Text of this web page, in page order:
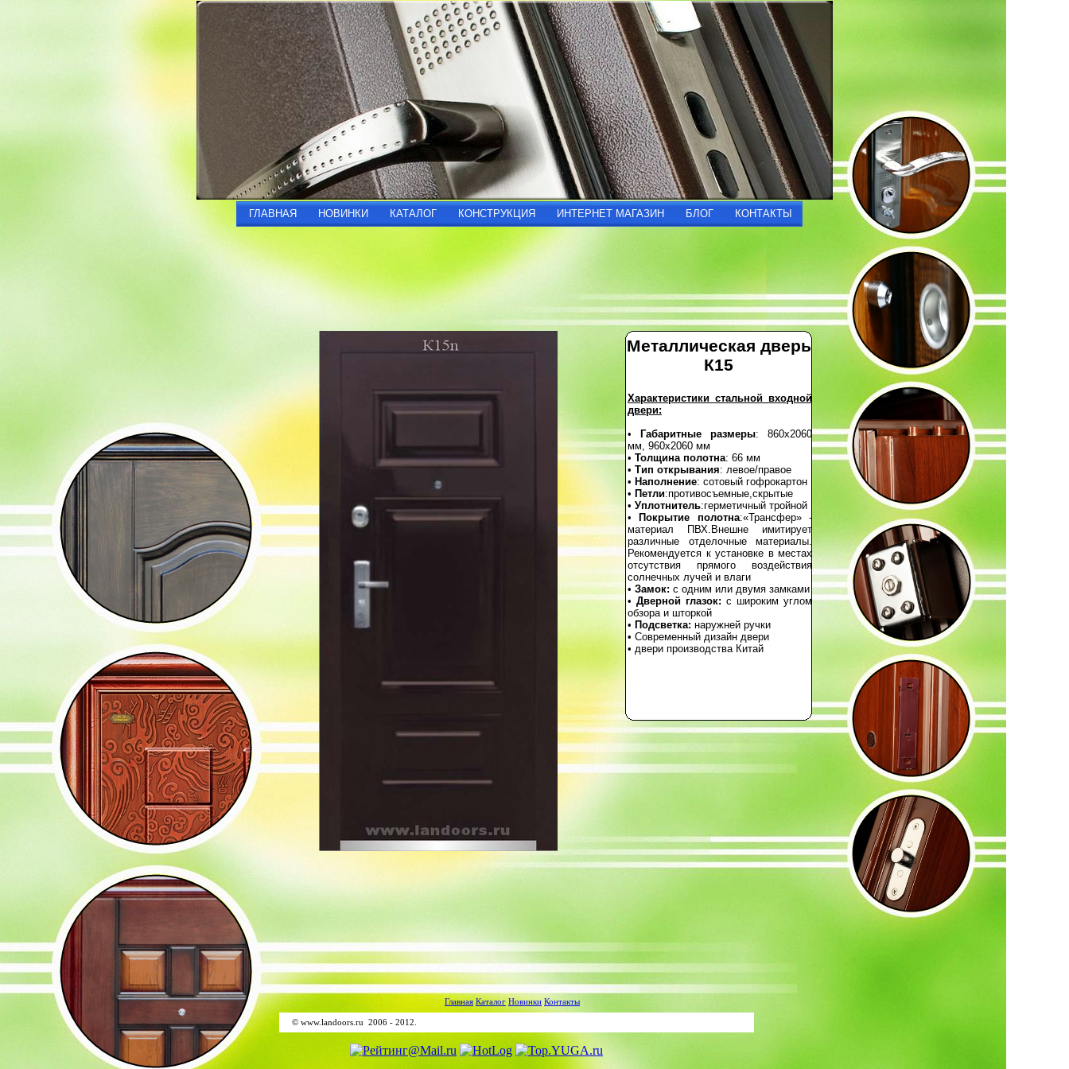
Характеристики стальной входной
двери:
•
Габаритные размеры: 860х2060
мм, 960х2060 мм
• Толщина полотна: 66 мм
• Тип открывания: левое/правое
• Наполнение: сотовый гофрокартон
• Петли:противосъемные,скрытые
• Уплотнитель:герметичный тройной
•
Покрытие полотна:«Трансфер» -
материал ПВХ.Внешне имитирует
различные отделочные материалы.
Рекомендуется к установке в местах
отсутствия прямого воздействия
солнечных лучей и влаги
• Замок: с одним или двумя замками
• Дверной глазок: с широким углом
обзора и шторкой
• Подсветка: наружней ручки
• Современный дизайн двери
• двери производства Китай
Металлическая дверь
К15
ГЛАВНАЯ НОВИНКИ КАТАЛОГ КОНСТРУКЦИЯ ИНТЕРНЕТ МАГАЗИН БЛОГ КОНТАКТЫ
© www.landoors.ru 2006 - 2012.
Главная Каталог Новинки Контакты